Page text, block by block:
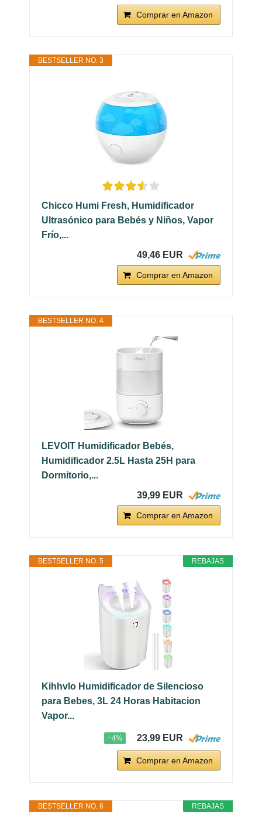
Comprar en Amazon
BESTSELLER NO. 3
Chicco Humi Fresh, Humidificador
Ultrasónico para Bebés y Niños, Vapor
Frío,...
49,46 EUR
Comprar en Amazon
BESTSELLER NO. 4
LEVOIT Humidificador Bebés,
Humidificador 2.5L Hasta 25H para
Dormitorio,...
39,99 EUR
Comprar en Amazon
REBAJAS
BESTSELLER NO. 5
Kihhvlo Humidificador de Silencioso
para Bebes, 3L 24 Horas Habitacion
Vapor...
−4% 23,99 EUR
Comprar en Amazon
REBAJAS
BESTSELLER NO. 6